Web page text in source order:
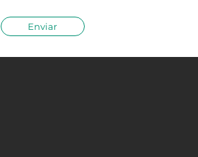
Enviar